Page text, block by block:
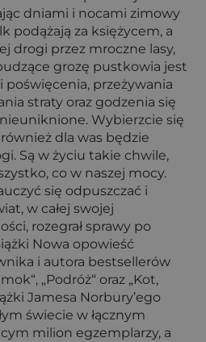
dniami i nocami zimowy
podążają za księżycem, a
drogi przez mroczne lasy,
grozę pustkowia jest
poświęcenia, przeżywania
straty oraz godzenia się
Wybierzcie się
dla was będzie
Są w życiu takie chwile,
co w naszej mocy.
się odpuszczać i
w całej swojej
rozegrał sprawy po
Nowa opowieść
i autora bestsellerów
„Podróż“ oraz „Kot,
Jamesa Norbury’ego
świecie w łącznym
milion egzemplarzy, a